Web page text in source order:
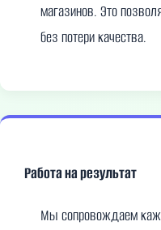
магазинов. Это
без потери качества.
Работа на результат
Мы сопровождаем